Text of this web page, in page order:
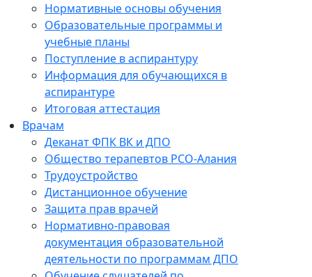
Нормативные основы обучения
Образовательные программы и
учебные планы
Поступление в аспирантуру
Информация для обучающихся в
аспирантуре
Итоговая аттестация
Врачам
Деканат ФПК ВК и ДПО
Общество терапевтов РСО-Алания
Трудоустройство
Дистанционное обучение
Защита прав врачей
Нормативно-правовая
документация образовательной
деятельности по программам ДПО